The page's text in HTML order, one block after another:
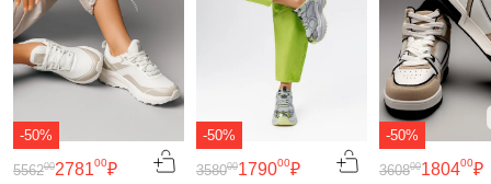
-50%
278100₽
556200
-50%
179000₽
358000
-50%
180400₽
360800